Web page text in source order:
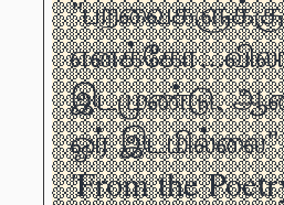
இடமுண்டு,
ஓர் இடமில்லை"
'From the